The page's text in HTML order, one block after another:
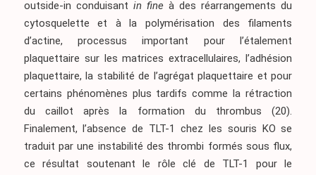
outside-in conduisant in fine à des réarrangements du
cytosquelette et à la polymérisation des filaments
d’actine, processus important pour l’étalement
plaquettaire sur les matrices extracellulaires, l’adhésion
plaquettaire, la stabilité de l’agrégat plaquettaire et pour
certains phénomènes plus tardifs comme la rétraction
du caillot après la formation du thrombus(20)
Finalement, l’absence de TLT-1 chez les souris KO se
traduit par une instabilité des thrombi formés sous flux,
ce résultat soutenant le rôle clé de TLT-1 pour le